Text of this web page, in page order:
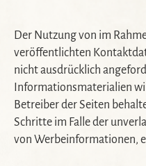
Der Nutzung von im
veröffentlichten
nicht ausdrücklich
Informationsmaterialien
Betreiber der Seiten
Schritte im Falle der
von Werbeinformationen,